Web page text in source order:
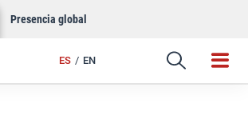
Presencia global
ES EN